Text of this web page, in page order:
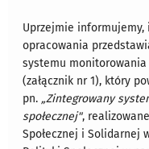
Uprzejmie
opracowania
systemu
(załącznik nr 1), który
pn. „Zintegrowany
społecznej",
Społecznej i Solidarnej